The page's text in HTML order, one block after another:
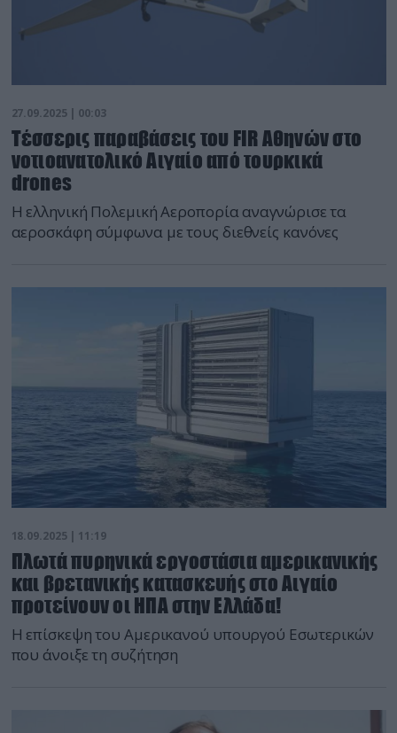
27.09.2025 | 00:03
Τέσσερις παραβάσεις του FIR Αθηνών στο
νοτιοανατολικό Αιγαίο από τουρκικά
drones
Η ελληνική Πολεμική Αεροπορία αναγνώρισε τα
αεροσκάφη σύμφωνα με τους διεθνείς κανόνες
18.09.2025 | 11:19
Πλωτά πυρηνικά εργοστάσια αμερικανικής
και βρετανικής κατασκευής στο Αιγαίο
προτείνουν οι ΗΠΑ στην Ελλάδα!
Η επίσκεψη του Αμερικανού υπουργού Εσωτερικών
που άνοιξε τη συζήτηση